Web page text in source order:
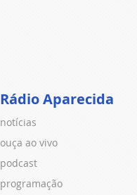
Rádio Aparecida
notícias
ouça ao vivo
podcast
programação